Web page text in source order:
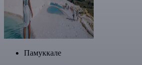
Памуккале